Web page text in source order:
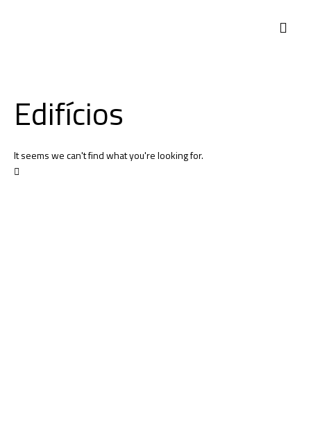
Edifícios
It seems we can't find what you're looking for.